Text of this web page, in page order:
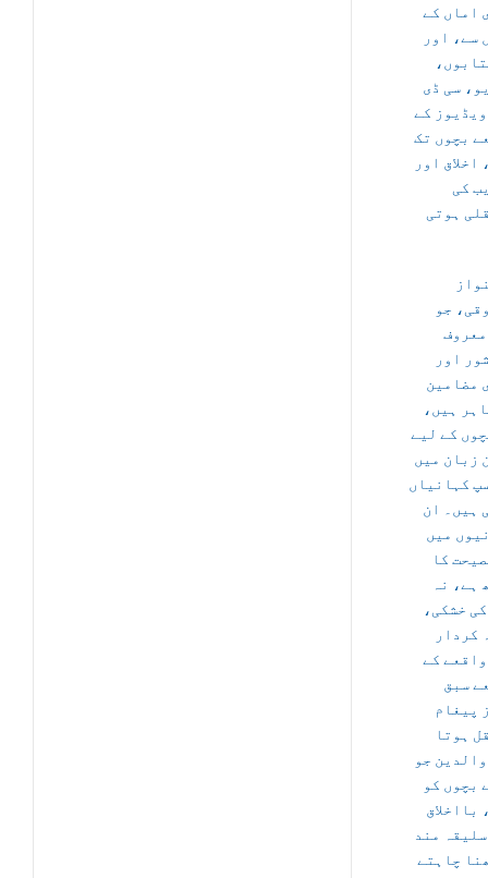
اماں کے
سے، اور
سی ڈی
کے
بچوں تک
اخلاق اور
کی
ہوتی
جو
اور
مضامین
ہیں،
کے لیے
زبان میں
کہانیاں
ہیں۔ ان
میں
کا
ہے، نہ
خشکی،
کردار
کے
سبق
پیغام
ہوتا
جو
بچوں کو
بااخلاق
مند
چاہتے